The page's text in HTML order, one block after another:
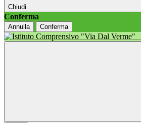
Chiudi
Conferma
Annulla Conferma